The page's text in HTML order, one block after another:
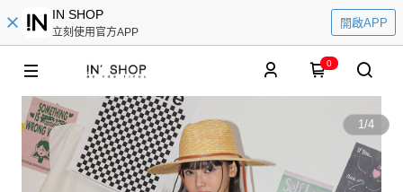
IN SHOP
立刻使用官方APP
開啟APP
0
1/4